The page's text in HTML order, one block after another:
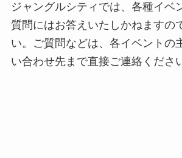
ジャングルシティでは、各種イベ
質問にはお答えいたしかねますの
い。ご質問などは、各イベントの
い合わせ先まで直接ご連絡くださ